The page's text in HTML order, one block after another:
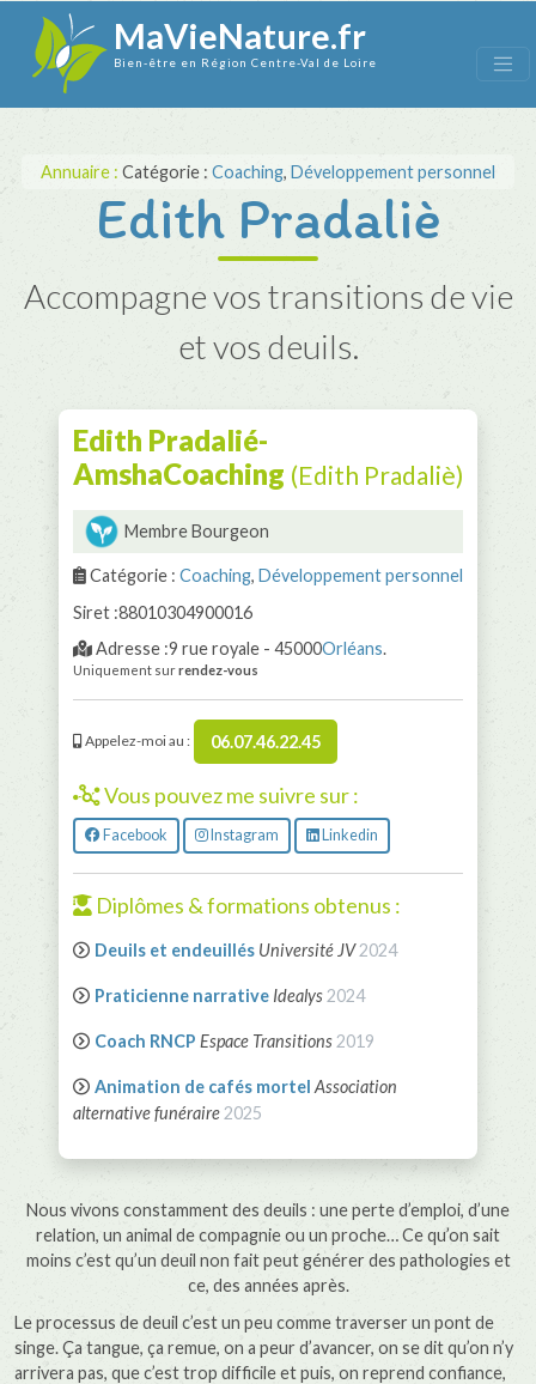
MaVieNature.fr
Bien-être en Région Centre-Val de Loire
Annuaire : Catégorie : Coaching, Développement personnel
Edith Pradaliè
Accompagne vos transitions de vie
et vos deuils.
Edith Pradalié-
AmshaCoaching (Edith Pradaliè)
Membre Bourgeon
Catégorie : Coaching, Développement personnel
Siret :88010304900016
Adresse :9 rue royale - 45000Orléans.
Uniquement surrendez-vous
Appelez-moi au : 06.07.46.22.45
Vous pouvez me suivre sur :
Facebook Instagram Linkedin
Diplômes & formations obtenus :
Deuils et endeuillés Université JV 2024
Praticienne narrative Idealys 2024
Coach RNCP Espace Transitions 2019
Animation de cafés mortel Association
alternative funéraire 2025
Nous vivons constamment des deuils : une perte d’emploi, d’une
relation, un animal de compagnie ou un proche… Ce qu’on sait
moins c’est qu’un deuil non fait peut générer des pathologies et
ce, des années après.
Le processus de deuil c’est un peu comme traverser un pont de
singe. Ça tangue, ça remue, on a peur d’avancer, on se dit qu’on n’y
arrivera pas, que c’est trop difficile et puis, on reprend confiance,